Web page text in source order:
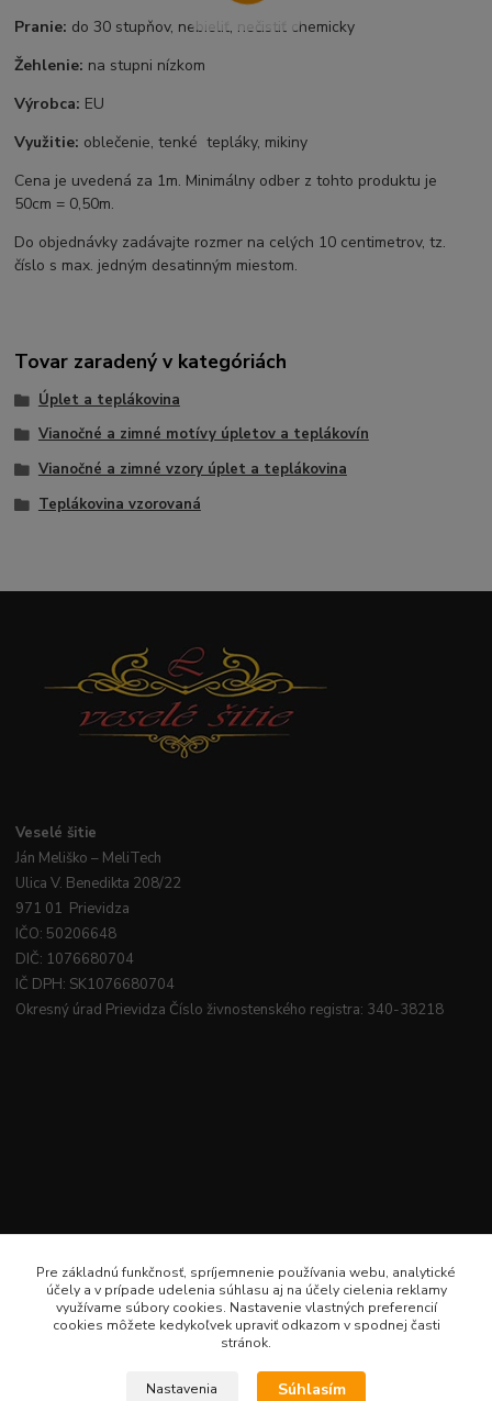
Pranie: do 30 stupňov, nebieliť, nečistiť chemicky
Žehlenie: na stupni nízkom
Výrobca: EU
Využitie: oblečenie, tenké tepláky, mikiny
Cena je uvedená za 1m. Minimálny odber z tohto produktu je
50cm = 0,50m.
Do objednávky zadávajte rozmer na celých 10 centimetrov, tz.
číslo s max. jedným desatinným miestom.
Tovar zaradený v kategóriách
Úplet a teplákovina
Vianočné a zimné motívy úpletov a teplákovín
Vianočné a zimné vzory úplet a teplákovina
Teplákovina vzorovaná
Veselé šitie
Ján Meliško – MeliTech
Ulica V. Benedikta 208/22
971 01 Prievidza
IČO: 50206648
DIČ: 1076680704
IČ DPH: SK1076680704
Okresný úrad Prievidza Číslo živnostenského registra: 340-38218
Pre základnú funkčnosť, spríjemnenie používania webu, analytické
účely a v prípade udelenia súhlasu aj na účely cielenia reklamy
využívame súbory cookies. Nastavenie vlastných preferencií
cookies môžete kedykoľvek upraviť odkazom v spodnej časti
stránok.
Nastavenia Súhlasím